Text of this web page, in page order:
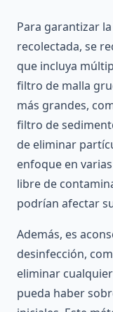
Para garantizar
recolectada, se
que incluya
filtro de malla
más grandes,
filtro de
de eliminar
enfoque en
libre de
podrían afectar
Además, es
desinfección,
eliminar
pueda haber